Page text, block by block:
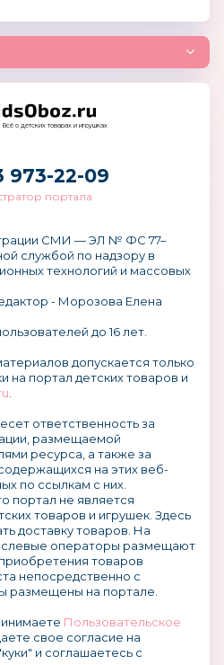
Всё о детских товарах и игрушках
973-22-09
портала
СМИ — ЭЛ № ФС 77–
службой по надзору в
технологий и массовых
- Морозова Елена
до 16 лет.
допускается только
на портал детских товаров и
ответственность за
размещаемой
ресурса, а также за
на этих веб-
по ссылкам с них.
портал не является
товаров и игрушек. Здесь
доставку товаров. На
операторы размещают
товаров
непосредственно с
размещены на портале.
Пользовательское
свое согласие на
и соглашаетесь с